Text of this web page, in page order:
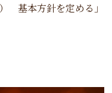
基本方針を定める」